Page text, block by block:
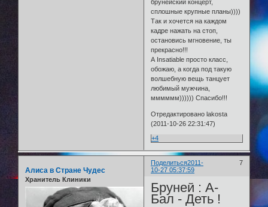
брунейский концерт,
сплошные крупные планы))))
Так и хочется на каждом
кадре нажать на стоп,
остановись мгновение, ты
прекрасно!!!
А Insatiable просто класс,
обожаю, а когда под такую
волшебную вещь танцует
любимый мужчина,
мммммм)))))) Спасибо!!!
Отредактировано lakosta
(2011-10-26 22:31:47)
+4
Поделиться 7
2011-
10-27 05:37:59
Алиса в Стране Чудес
Хранитель Клиники
Бруней : А-
Бал - Деть !